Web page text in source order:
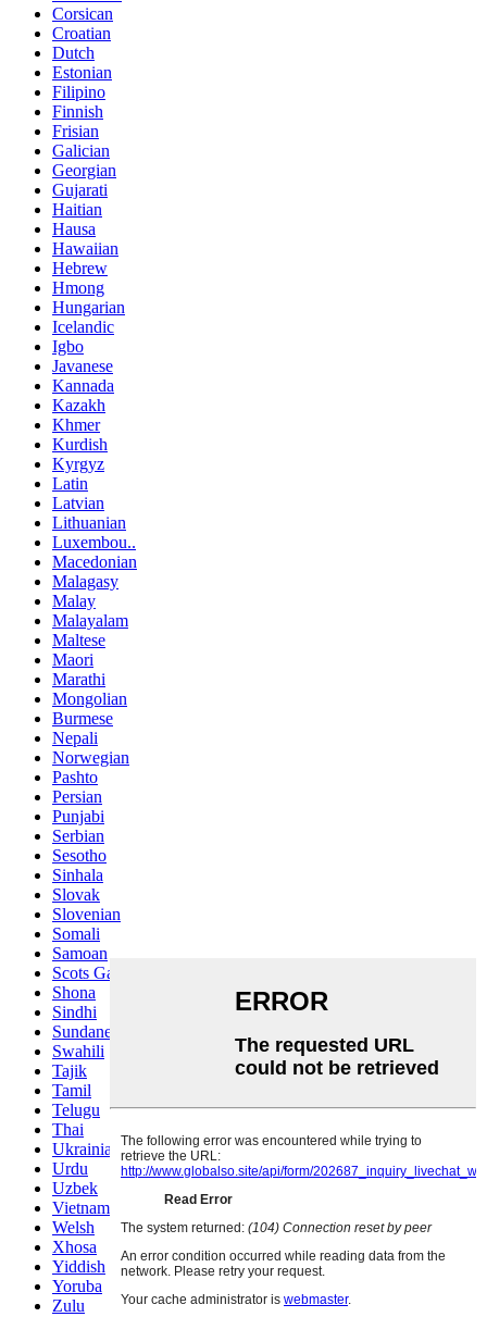
Corsican
Croatian
Dutch
Estonian
Filipino
Finnish
Frisian
Galician
Georgian
Gujarati
Haitian
Hausa
Hawaiian
Hebrew
Hmong
Hungarian
Icelandic
Igbo
Javanese
Kannada
Kazakh
Khmer
Kurdish
Kyrgyz
Latin
Latvian
Lithuanian
Luxembou..
Macedonian
Malagasy
Malay
Malayalam
Maltese
Maori
Marathi
Mongolian
Burmese
Nepali
Norwegian
Pashto
Persian
Punjabi
Serbian
Sesotho
Sinhala
Slovak
Slovenian
Somali
Samoan
Scots Gaelic
Shona
Sindhi
Sundanese
Swahili
Tajik
Tamil
Telugu
Thai
Ukrainian
Urdu
Uzbek
Vietnamese
Welsh
Xhosa
Yiddish
Yoruba
Zulu